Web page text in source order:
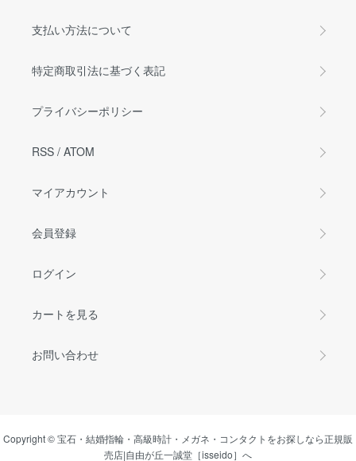
支払い方法について
特定商取引法に基づく表記
プライバシーポリシー
RSS / ATOM
マイアカウント
会員登録
ログイン
カートを見る
お問い合わせ
Copyright © 宝石・結婚指輪・高級時計・メガネ・コンタクトをお探しなら正規販
売店|自由が丘一誠堂［isseido］へ